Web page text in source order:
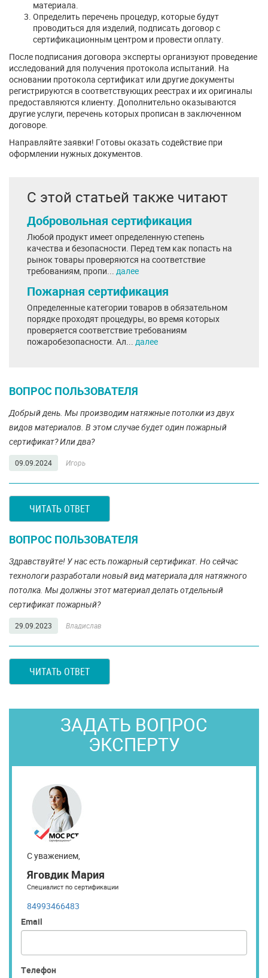
материала.
Определить перечень процедур, которые будут
проводиться для изделий, подписать договор с
сертификационным центром и провести оплату.
После подписания договора эксперты организуют проведение
исследований для получения протокола испытаний. На
основании протокола сертификат или другие документы
регистрируются в соответствующих реестрах и их оригиналы
предоставляются клиенту. Дополнительно оказываются
другие услуги, перечень которых прописан в заключенном
договоре.
Направляйте заявки! Готовы оказать содействие при
оформлении нужных документов.
С этой статьей также читают
Добровольная сертификация
Любой продукт имеет определенную степень
качества и безопасности. Перед тем как попасть на
рынок товары проверяются на соответствие
требованиям, пропи... далее
Пожарная сертификация
Определенные категории товаров в обязательном
порядке проходят процедуры, во время которых
проверяется соответствие требованиям
пожаробезопасности. Ал... далее
ВОПРОС ПОЛЬЗОВАТЕЛЯ
Добрый день. Мы производим натяжные потолки из двух
видов материалов. В этом случае будет один пожарный
сертификат? Или два?
09.09.2024 Игорь
ЧИТАТЬ ОТВЕТ
ВОПРОС ПОЛЬЗОВАТЕЛЯ
Здравствуйте! У нас есть пожарный сертификат. Но сейчас
технологи разработали новый вид материала для натяжного
потолка. Мы должны этот материал делать отдельный
сертификат пожарный?
29.09.2023 Владислав
ЧИТАТЬ ОТВЕТ
ЗАДАТЬ ВОПРОС
ЭКСПЕРТУ
С уважением,
Яговдик Мария
Специалист по сертификации
84993466483
Email
Телефон